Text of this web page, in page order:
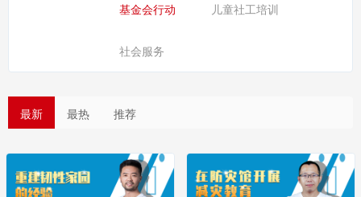
基金会行动 儿童社工培训
社会服务
最新 最热 推荐